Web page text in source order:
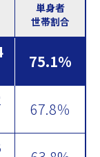
単身者
世帯割合
75.1%
67.8％